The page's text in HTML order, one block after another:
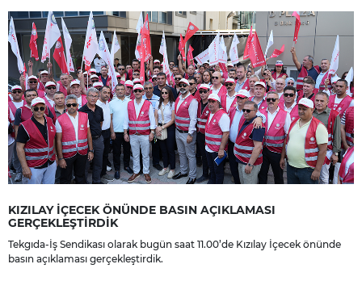
KIZILAY İÇECEK ÖNÜNDE BASIN AÇIKLAMASI
GERÇEKLEŞTİRDİK
Tekgıda-İş Sendikası olarak bugün saat 11.00’de Kızılay İçecek önünde
basın açıklaması gerçekleştirdik.